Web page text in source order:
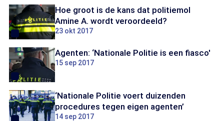
Hoe groot is de kans dat politiemol
Amine A. wordt veroordeeld?
23 okt 2017
Agenten: ‘Nationale Politie is een fiasco'
15 sep 2017
‘Nationale Politie voert duizenden
procedures tegen eigen agenten’
14 sep 2017